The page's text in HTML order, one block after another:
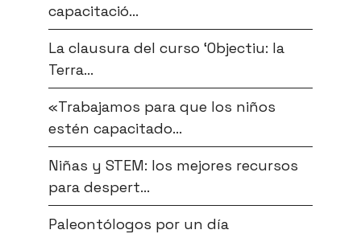
capacitació...
La clausura del curso ‘Objectiu: la
Terra...
«Trabajamos para que los niños
estén capacitado...
Niñas y STEM: los mejores recursos
para despert...
Paleontólogos por un día